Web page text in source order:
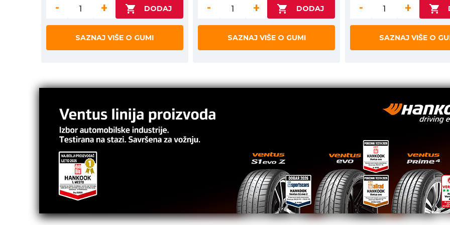
- +
SAZNAJ VIŠE O GUMI
- +
SAZNAJ VIŠE O GUMI
- +
SAZNAJ VIŠE O